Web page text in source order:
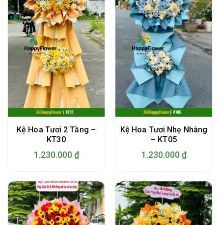
Kệ Hoa Tươi 2 Tầng –
KT30
1.230.000 ₫
Kệ Hoa Tươi Nhẹ Nhàng
– KT05
1.230.000 ₫